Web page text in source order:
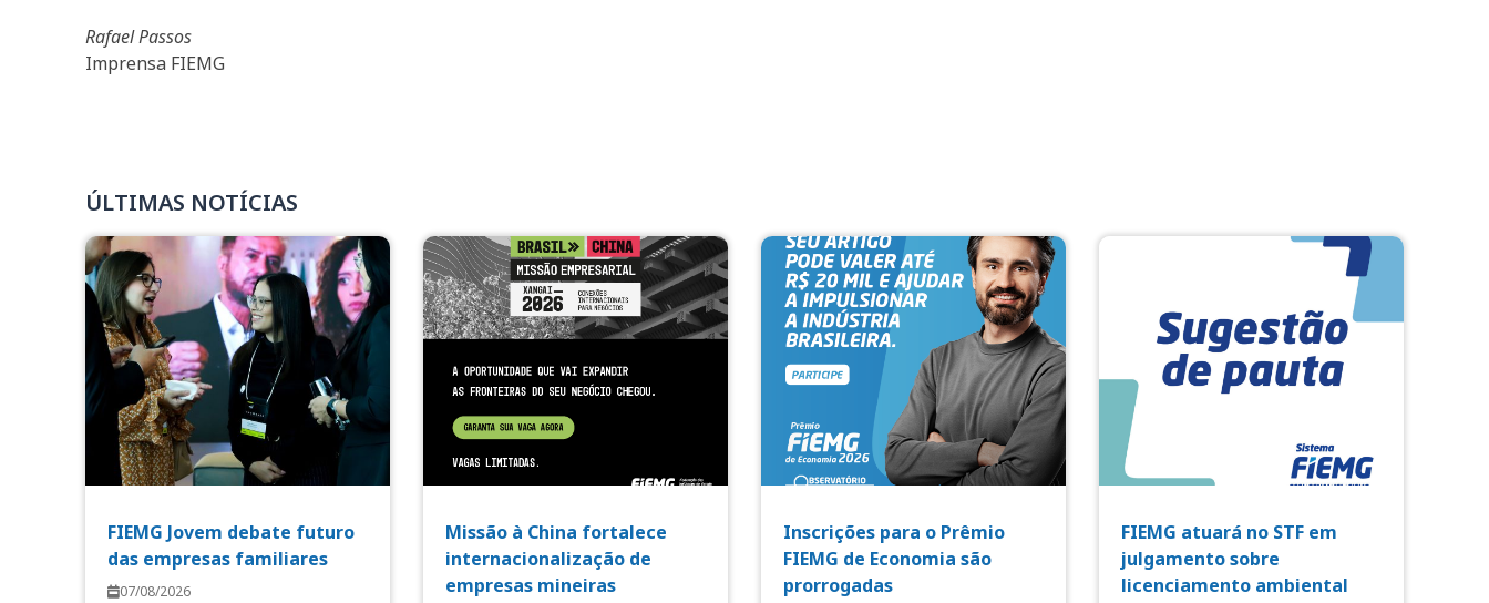
Rafael Passos
Imprensa FIEMG
ÚLTIMAS NOTÍCIAS
FIEMG Jovem debate futuro
das empresas familiares
07/08/2026
Missão à China fortalece
internacionalização de
empresas mineiras
Inscrições para o Prêmio
FIEMG de Economia são
prorrogadas
FIEMG atuará no STF em
julgamento sobre
licenciamento ambiental